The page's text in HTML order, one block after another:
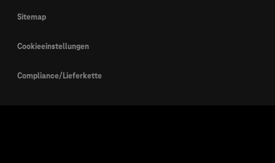
Sitemap
Cookieeinstellungen
Compliance/Lieferkette